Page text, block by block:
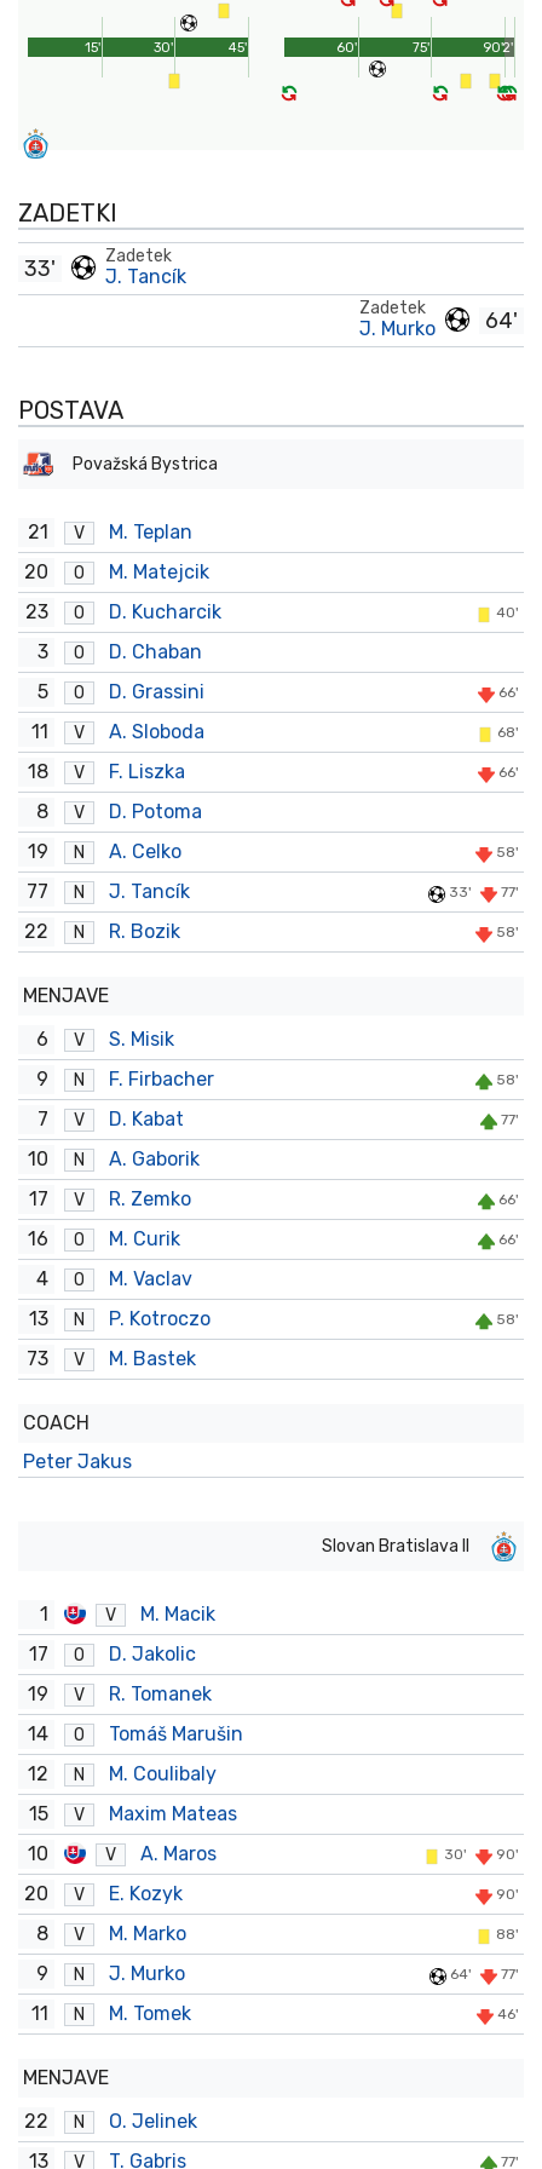
45'
15' 30' 90'
60' 75' 2'
ZADETKI
Zadetek
J. Tancík
33'
64'
Zadetek
J. Murko
POSTAVA
Považská Bystrica
21 V
M. Teplan
20
O
M. Matejcik
23
O D. Kucharcik 40'
3 O
D. Chaban
5
O D. Grassini 66'
11 V A. Sloboda 68'
18 V F. Liszka 66'
8 V
D. Potoma
19
N A. Celko 58'
77 N J. Tancík 33' 77'
22 N R. Bozik 58'
MENJAVE
6
V
S. Misik
9
N F. Firbacher 58'
7 V D. Kabat 77'
10 N
A. Gaborik
17
V R. Zemko 66'
16 O M. Curik 66'
4 O
M. Vaclav
13
N P. Kotroczo 58'
73 V M. Bastek
COACH
Peter Jakus
Slovan Bratislava II
1 V
M. Macik
17
O
D. Jakolic
19
V
R. Tomanek
14
O
Tomáš Marušin
12
N
M. Coulibaly
15
V
Maxim Mateas
10
V A. Maros 30' 90'
20 V E. Kozyk 90'
8 V M. Marko 88'
9 N J. Murko 64' 77'
11 N M. Tomek 46'
MENJAVE
22
N
O. Jelinek
13
V T. Gabris 77'